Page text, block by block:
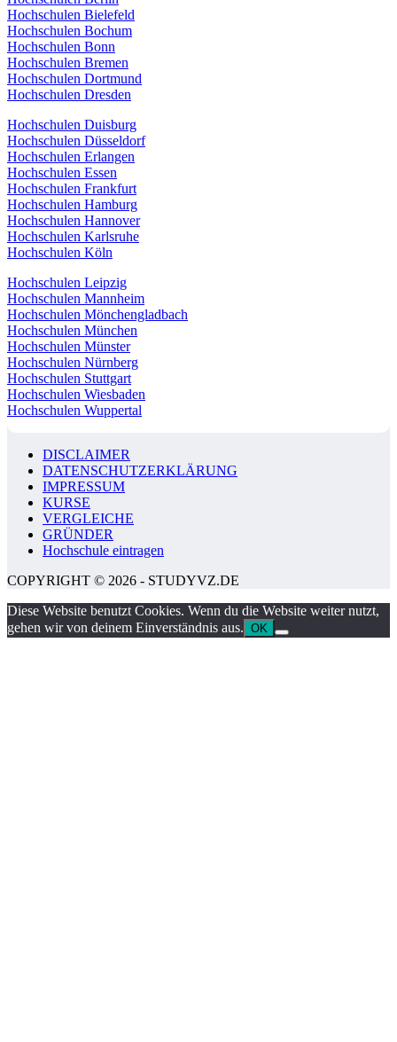
Hochschulen Bielefeld
Hochschulen Bochum
Hochschulen Bonn
Hochschulen Bremen
Hochschulen Dortmund
Hochschulen Dresden
Hochschulen Duisburg
Hochschulen Düsseldorf
Hochschulen Erlangen
Hochschulen Essen
Hochschulen Frankfurt
Hochschulen Hamburg
Hochschulen Hannover
Hochschulen Karlsruhe
Hochschulen Köln
Hochschulen Leipzig
Hochschulen Mannheim
Hochschulen Mönchengladbach
Hochschulen München
Hochschulen Münster
Hochschulen Nürnberg
Hochschulen Stuttgart
Hochschulen Wiesbaden
Hochschulen Wuppertal
DISCLAIMER
DATENSCHUTZERKLÄRUNG
IMPRESSUM
KURSE
VERGLEICHE
GRÜNDER
Hochschule eintragen
COPYRIGHT © 2026 - STUDYVZ.DE
Diese Website benutzt Cookies. Wenn du die Website weiter nutzt,
gehen wir von deinem Einverständnis aus. OK